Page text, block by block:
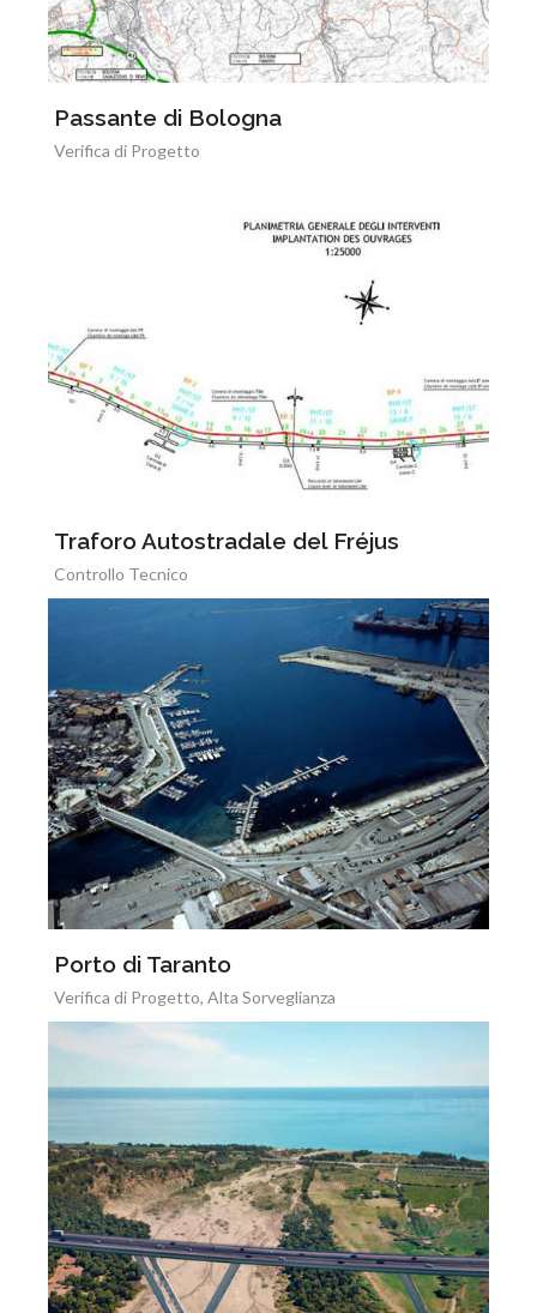
Passante di Bologna
Verifica di Progetto
Traforo Autostradale del Fréjus
Controllo Tecnico
Porto di Taranto
Verifica di Progetto, Alta Sorveglianza